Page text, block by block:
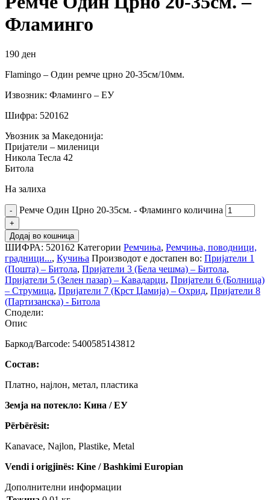
Фламинго
190 ден
Flamingo – Один ремче црно 20-35см/10мм.
Извозник: Фламинго – ЕУ
Шифра: 520162
Увозник за Македонија:
Пријатели – миленици
Никола Тесла 42
Битола
На залиха
Ремче Один Црно 20-35см. - Фламинго количина
Додај во кошница
ШИФРА: 520162 Категории Ремчиња, Ремчиња, поводници,
градници..., Кучиња Производот е достапен во: Пријатели 1
(Пошта) – Битола, Пријатели 3 (Бела чешма) – Битола,
Пријатели 5 (Зелен пазар) – Кавадарци, Пријатели 6 (Болница)
– Струмица, Пријатели 7 (Крст Џамија) – Охрид, Пријатели 8
(Партизанска) - Битола
Сподели:
Опис
Баркод/Barcode: 5400585143812
Состав:
Платно, најлон, метал, пластика
Земја на потекло: Кина / ЕУ
Përbërësit:
Kanavace, Najlon, Plastike, Metal
Vendi i origjinës: Kine / Bashkimi Europian
Дополнителни информации